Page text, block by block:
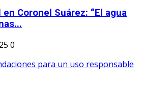
Coronel Suárez: “El agua
0